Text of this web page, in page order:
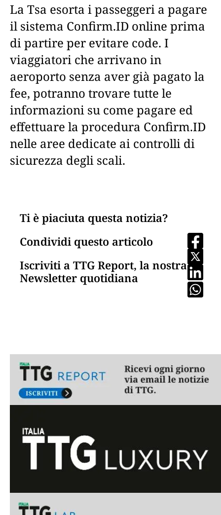
La Tsa esorta i passeggeri a pagare
il sistema Confirm.ID online prima
di partire per evitare code. I
viaggiatori che arrivano in
aeroporto senza aver già pagato la
fee, potranno trovare tutte le
informazioni su come pagare ed
effettuare la procedura Confirm.ID
nelle aree dedicate ai controlli di
sicurezza degli scali.
Ti è piaciuta questa notizia?
Condividi questo articolo
Iscriviti a TTG Report, la nostra
Newsletter quotidiana